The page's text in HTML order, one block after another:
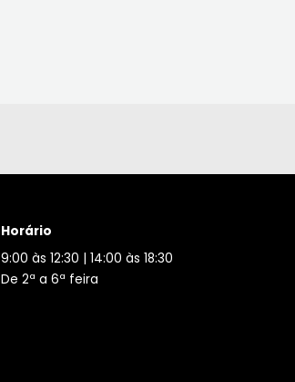
Horário
9:00 às 12:30 | 14:00 às 18:30
De 2ª a 6ª feira